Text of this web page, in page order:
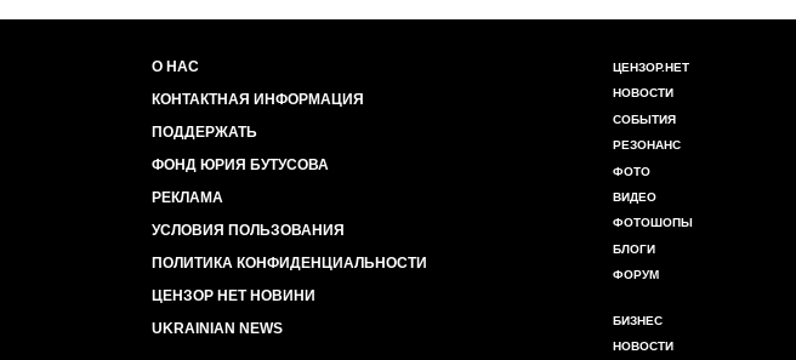
О НАС
КОНТАКТНАЯ ИНФОРМАЦИЯ
ПОДДЕРЖАТЬ
ФОНД ЮРИЯ БУТУСОВА
РЕКЛАМА
УСЛОВИЯ ПОЛЬЗОВАНИЯ
ПОЛИТИКА КОНФИДЕНЦИАЛЬНОСТИ
ЦЕНЗОР НЕТ НОВИНИ
UKRAINIAN NEWS
ЦЕНЗОР.НЕТ
НОВОСТИ
СОБЫТИЯ
РЕЗОНАНС
ФОТО
ВИДЕО
ФОТОШОПЫ
БЛОГИ
ФОРУМ
БИЗНЕС
НОВОСТИ